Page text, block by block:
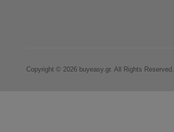
Copyright © 2026 buyeasy.gr. All Rights Reserved.